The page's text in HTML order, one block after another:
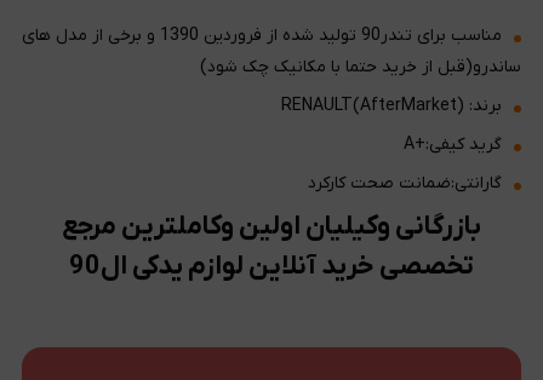
مناسب برای تندر90 تولید شده از فروردین 1390 و برخی از مدل های
ساندرو(قبل از خرید حتما با مکانیک چک شود)
برند: RENAULT(AfterMarket)
گرید کیفی:+A
گارانتی:ضمانت صحت کارکرد
بازرگانی وکیلیان اولین وکاملترین مرجع
تخصصی خرید آنلاین لوازم یدکی ال90